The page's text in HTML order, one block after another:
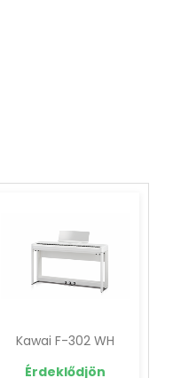
Kawai F-302 WH
Érdeklődjön